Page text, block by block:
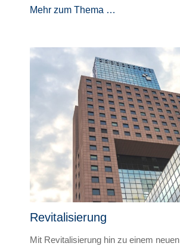
Mehr zum Thema …
Revitalisierung
Mit Revitalisierung hin zu einem neuen